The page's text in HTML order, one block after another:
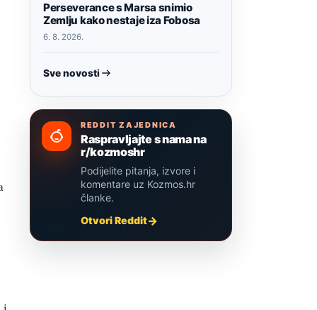
Perseverance s Marsa snimio
Zemlju kako nestaje iza Fobosa
6. 8. 2026.
Sve novosti
REDDIT ZAJEDNICA
Raspravljajte s nama na
r/kozmoshr
Podijelite pitanja, izvore i
komentare uz Kozmos.hr
članke.
Otvori Reddit